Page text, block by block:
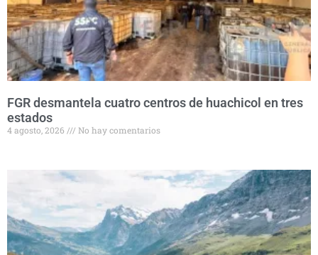
FGR desmantela cuatro centros de huachicol en tres
estados
4 agosto, 2026 No hay comentarios